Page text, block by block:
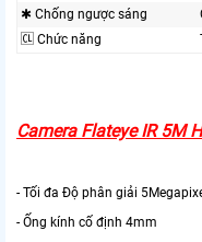
✱ Chống ngược sáng
🆑 Chức năng
Camera Flateye IR 5M
- Tối đa Độ phân giải
- Ống kính cố định 4mm